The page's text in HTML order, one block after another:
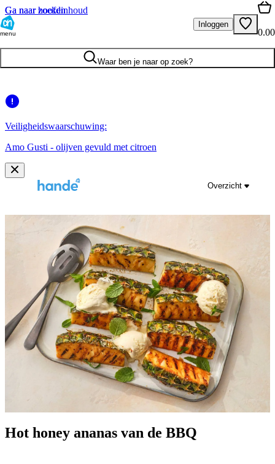
Ga naar hoofdinhoud
Ga naar zoeken
menu
Inloggen
0.00
Waar ben je naar op zoek?
Veiligheidswaarschuwing:
Amo Gusti - olijven gevuld met citroen
Overzicht
Hot honey ananas van de BBQ